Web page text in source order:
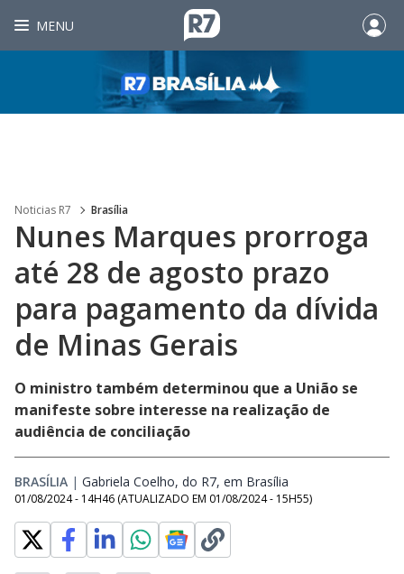
MENU
Noticias R7 Brasília
Nunes Marques prorroga
até 28 de agosto prazo
para pagamento da dívida
de Minas Gerais
O ministro também determinou que a União se
manifeste sobre interesse na realização de
audiência de conciliação
BRASÍLIA | Gabriela Coelho, do R7, em Brasília
01/08/2024 - 14H46 (ATUALIZADO EM 01/08/2024 - 15H55)